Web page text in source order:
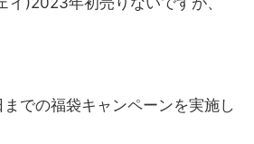
での福袋キャンペーンを実施し